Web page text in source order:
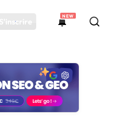
S'inscrire
NEW